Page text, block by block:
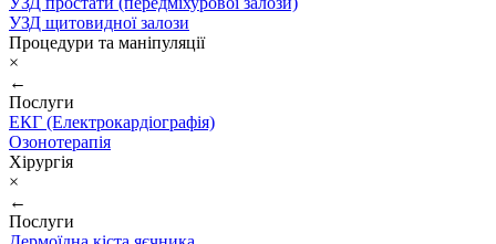
УЗД щитовидної залози
Процедури та маніпуляції
×
←
Послуги
ЕКГ (Електрокардіографія)
Озонотерапія
Хірургія
×
←
Послуги